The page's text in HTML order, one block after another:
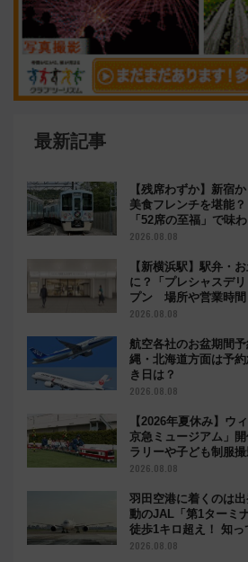
最新記事
【残席わずか】新宿
美食フレンチを堪能
「52席の至福」で味
別コラボ
2026.08.08
【新横浜駅】駅弁・
に？「プレシャスデ
プン 場所や営業時間
2026.08.08
航空各社のお盆期間
縄・北海道方面は予
き日は？
2026.08.08
【2026年夏休み】ウ
京急ミュージアム」
ラリーや子ども制服撮
2026.08.08
羽田空港に着くのは
動のJAL「第1ターミ
徒歩1キロ超え！ 知
2026.08.08